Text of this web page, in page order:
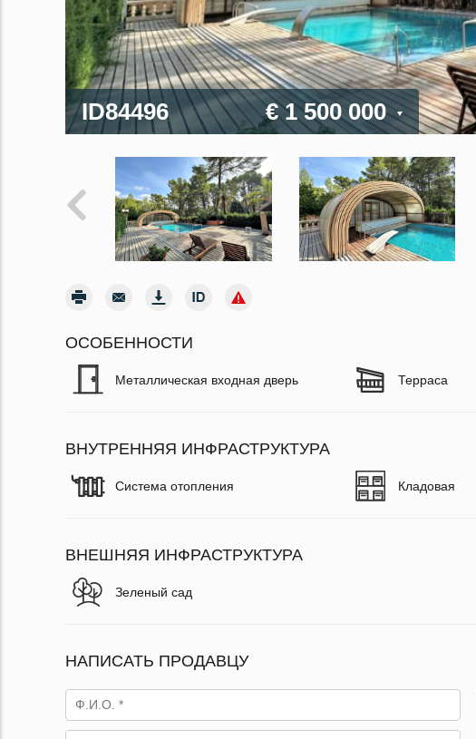
ID84496 € 1 500 000
ОСОБЕННОСТИ
Металлическая входная дверь Терраса
ВНУТРЕННЯЯ ИНФРАСТРУКТУРА
Система отопления Кладовая
ВНЕШНЯЯ ИНФРАСТРУКТУРА
Зеленый сад
НАПИСАТЬ ПРОДАВЦУ